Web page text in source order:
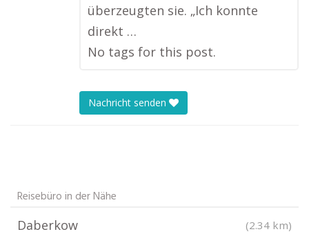
überzeugten sie. „Ich konnte
direkt …
No tags for this post.
Nachricht senden
Reisebüro in der Nähe
Daberkow (2.34 km)